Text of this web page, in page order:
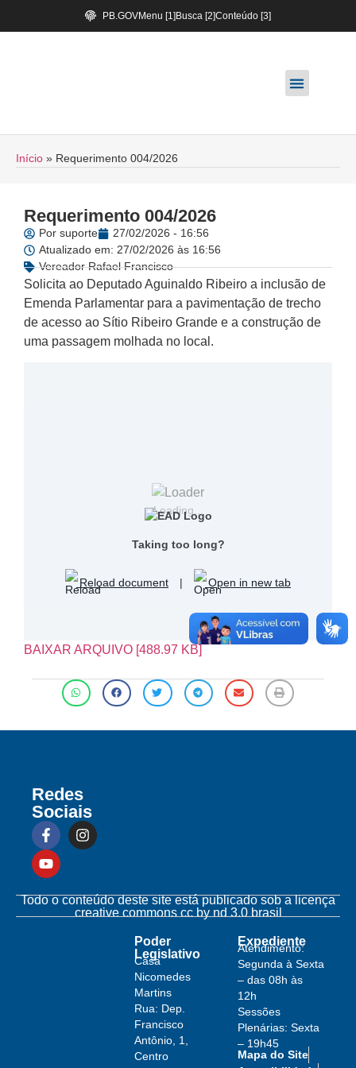
PB.GOVMenu [1] Busca [2]Conteúdo [3]
Início » Requerimento 004/2026
Requerimento 004/2026
Por suporte
27/02/2026 - 16:56
Atualizado em: 27/02/2026 às 16:56
Vereador Rafael Francisco
Solicita ao Deputado Aguinaldo Ribeiro a inclusão de
Emenda Parlamentar para a pavimentação de trecho
de acesso ao Sítio Ribeiro Grande e a construção de
uma passagem molhada no local.
Loading...
Taking too long?
Reload document | Open in new tab
BAIXAR ARQUIVO [488.97 KB]
Redes
Sociais
Todo o conteúdo deste site está publicado sob a licença
creative commons cc by nd 3.0 brasil
Poder
Legislativo
Casa
Nicomedes
Martins
Rua: Dep.
Francisco
Antônio, 1,
Centro
Expediente
Atendimento:
Segunda à Sexta
– das 08h às
12h
Sessões
Plenárias: Sexta
– 19h45
Mapa do Site